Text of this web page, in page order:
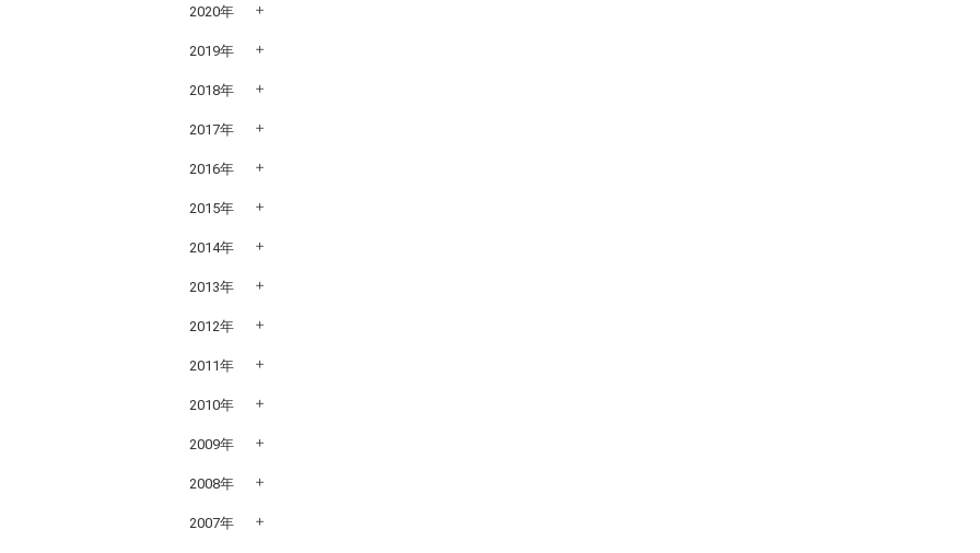
2020年
2019年
2018年
2017年
2016年
2015年
2014年
2013年
2012年
2011年
2010年
2009年
2008年
2007年